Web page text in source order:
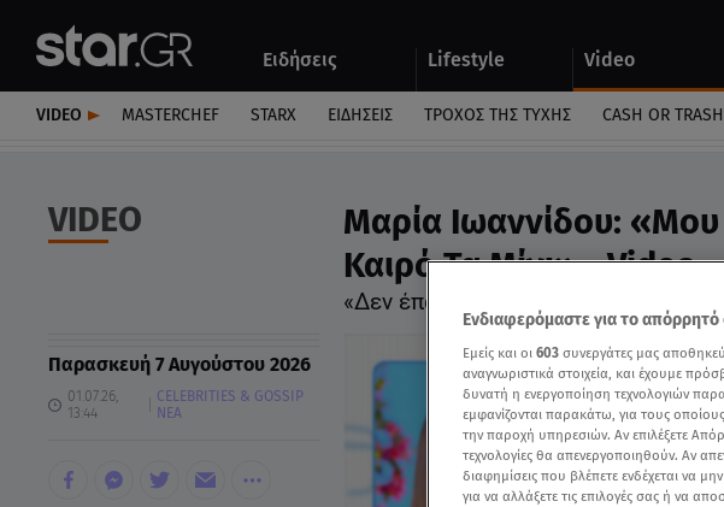
Ειδήσεις Lifestyle Video
Αυτοκίνητο
VIDEO MASTERCHEF STARX ΕΙΔΉΣΕΙΣ ΤΡΟΧΌΣ ΤΗΣ ΤΎΧΗΣ CASH OR TRASH
VIDEO
Μαρία Ιωαννίδου:
Καιρό Τα Μίνι» - Video
«Δεν έπαιξα ρεπερτόριο και
Παρασκευή 7 Αυγούστου 2026
01.07.26,
13:44
CELEBRITIES & GOSSIP
ΝΕΑ
Ενδιαφερόμαστε για το απόρρητό
Εμείς και οι 603 συνεργάτες μας
αναγνωριστικά στοιχεία, και έχουμε
δυνατή η ενεργοποίηση τεχνολογιών
εμφανίζονται παρακάτω, για τους
την παροχή υπηρεσιών. Αν επιλέξετε
τεχνολογίες θα απενεργοποιηθούν. Αν
διαφημίσεις που βλέπετε ενδέχεται να
για να αλλάξετε τις επιλογές σας ή να